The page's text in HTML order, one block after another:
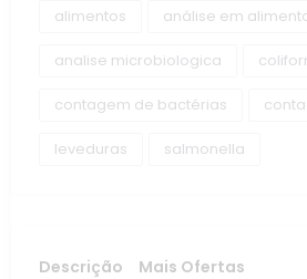
alimentos análise em
analise microbiologica
contagem de bactérias
leveduras salmonella
Descrição Mais Ofertas